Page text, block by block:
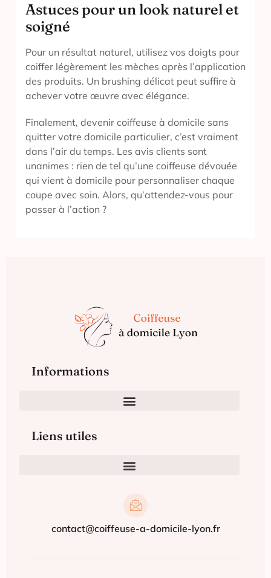
Astuces pour un look naturel et
soigné
Pour un résultat naturel, utilisez vos doigts pour
coiffer légèrement les mèches après l’application
des produits. Un brushing délicat peut suffire à
achever votre œuvre avec élégance.
Finalement, devenir coiffeuse à domicile sans
quitter votre domicile particulier, c’est vraiment
dans l’air du temps. Les avis clients sont
unanimes : rien de tel qu’une coiffeuse dévouée
qui vient à domicile pour personnaliser chaque
coupe avec soin. Alors, qu’attendez-vous pour
passer à l’action ?
Informations
Liens utiles
contact@coiffeuse-a-domicile-lyon.fr